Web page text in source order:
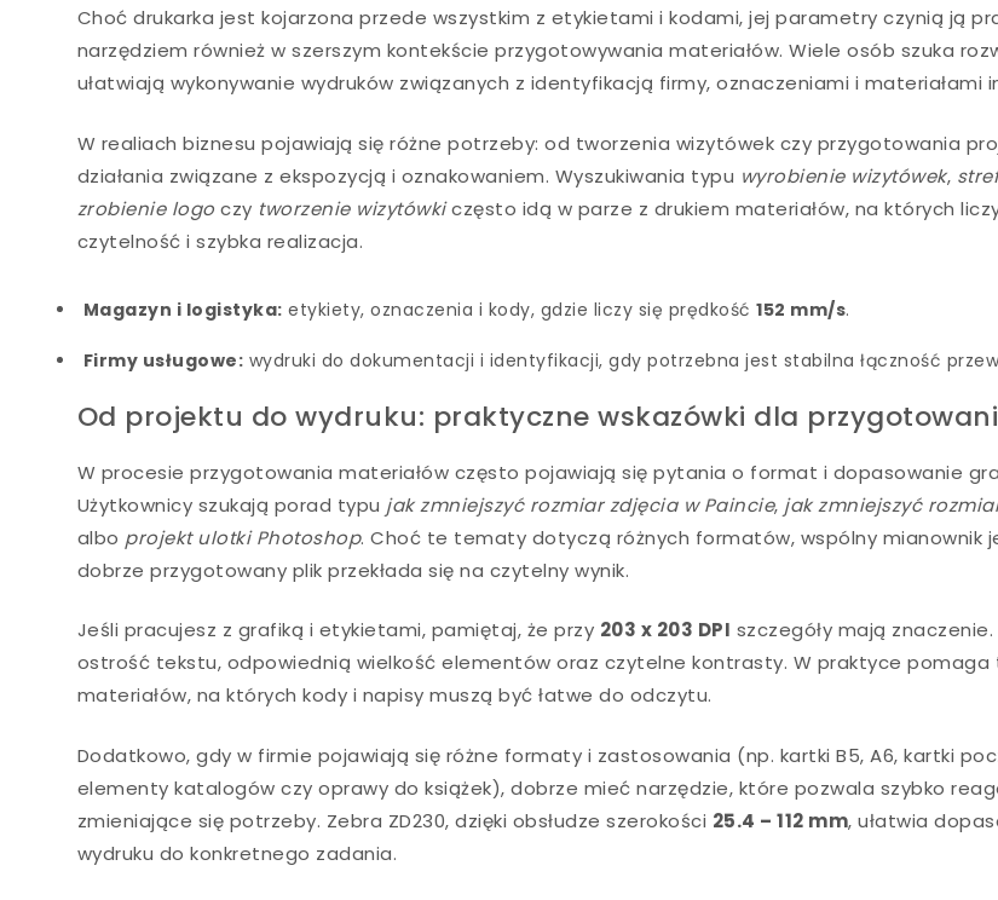
Choć drukarka jest kojarzona przede wszystkim z etykietami i kodami, jej parametry czynią ją
narzędziem również w szerszym kontekście przygotowywania materiałów. Wiele osób szuka
ułatwiają wykonywanie wydruków związanych z identyfikacją firmy, oznaczeniami i materiałami
W realiach biznesu pojawiają się różne potrzeby: od tworzenia wizytówek czy przygotowania
działania związane z ekspozycją i oznakowaniem. Wyszukiwania typu wyrobienie wizytówek,
zrobienie logo czy tworzenie wizytówkiczęsto idą w parze z drukiem materiałów, na których
czytelność i szybka realizacja.
Magazyn i logistyka: etykiety, oznaczenia i kody, gdzie liczy się prędkość152 mm/s.
Firmy usługowe: wydruki do dokumentacji i identyfikacji, gdy potrzebna jest stabilna łączność
Od projektu do wydruku: praktyczne wskazówki dla
W procesie przygotowania materiałów często pojawiają się pytania o format i dopasowanie
Użytkownicy szukają porad typu jak zmniejszyć rozmiar zdjęcia w Paincie, jak zmniejszyć
albo projekt ulotki Photoshop. Choć te tematy dotyczą różnych formatów, wspólny mianownik
dobrze przygotowany plik przekłada się na czytelny wynik.
Jeśli pracujesz z grafiką i etykietami, pamiętaj, że przy 203 x 203 DPI szczegóły mają
ostrość tekstu, odpowiednią wielkość elementów oraz czytelne kontrasty. W praktyce pomaga
materiałów, na których kody i napisy muszą być łatwe do odczytu.
Dodatkowo, gdy w firmie pojawiają się różne formaty i zastosowania (np. kartki B5, A6, kartki
elementy katalogów czy oprawy do książek), dobrze mieć narzędzie, które pozwala szybko
zmieniające się potrzeby. Zebra ZD230, dzięki obsłudze szerokości 25.4 – 112 mm, ułatwia
wydruku do konkretnego zadania.